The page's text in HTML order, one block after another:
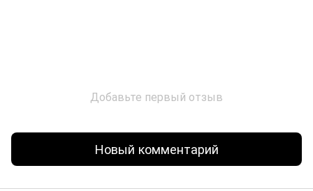
Добавьте первый отзыв
Новый комментарий